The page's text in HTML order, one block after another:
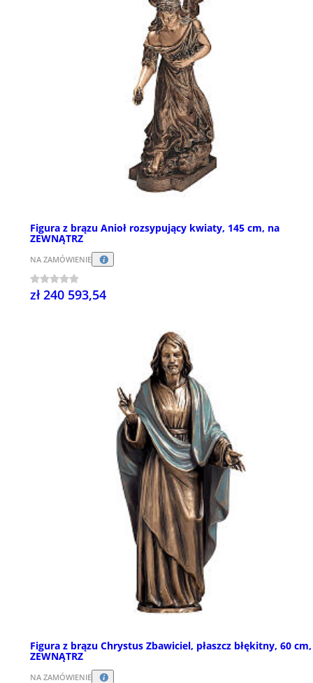
Figura z brązu Anioł rozsypujący kwiaty, 145 cm, na
ZEWNĄTRZ
NA ZAMÓWIENIE
zł 240 593,54
Figura z brązu Chrystus Zbawiciel, płaszcz błękitny, 60
ZEWNĄTRZ
NA ZAMÓWIENIE